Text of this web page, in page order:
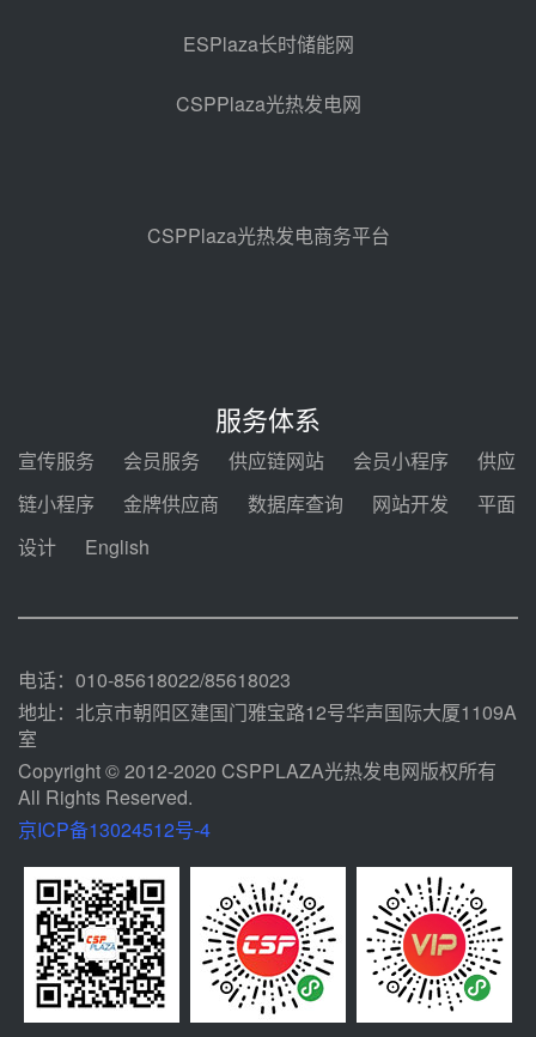
350MW光热大基地建设提速！哈
锅中标格尔木项目蒸汽发生系统
前天 08-04 09:54
前天 08-04 09:27
目海南州香加#1储能工程EPC总承
包项目设备采购
河北金悦弘千中标重能新疆天山北
麓100MW光热发电项目用“碳钢、
100MW光热发电项目管件采购
ESPlaza长时储能网
CSPPlaza光热发电网
CSPPlaza光热发电商务平台
服务体系
宣传服务 会员服务 供应链网站 会员小程序
供应
链小程序
金牌供应商 数据库查询 网站开发
平面
设计
English
电话：010-85618022/85618023
地址：北京市朝阳区建国门雅宝路12号华声国际大厦1109A
室
Copyright © 2012-2020 CSPPLAZA光热发电网版权所有
All Rights Reserved.
京ICP备13024512号-4